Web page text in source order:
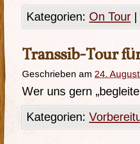
Kategorien: On Tour |
Transsib-Tour
Geschrieben am 24.
Wer uns gern
Kategorien: